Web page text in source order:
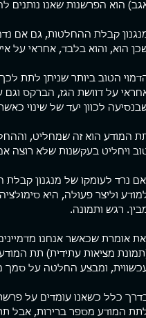
הוא הפרשנות שאנו נותנים
קבלת ההחלטות, גם אם
הוא, והוא בלבד, אחראי על
הטוב ביותר שניתן לתת
על דוושת הגז, הברקס וגם
לכוון יעד של שינוי
המודע הוא זה שמחליט,
ויחליט בעקשנות שלא רוצה
נרד לעומקו של מנגנון
וליצר פעולה, היא
רגש ותמונה.
אומרת שכאשר אנחנו
מציאות עתידית) תת
ומבצע החלטה על סמך
כלל כשאנו עומדים על
המודע מספר ברירות, אבל
מהמטריקס
המציאות סוגרת עלי. יש תחושה
מוצא. קצת כמו לעשות רפטינג
עמוק שקירותיו הכהים
לשמים, משאירים פס דק של
קוצפים, נרטב מנתזי מים, חותר
בנתיב אחד שרק הוא אפשרי.
לא בשבילי. יש בי רצון פנימי
להשתחרר, קול חזק שרוצה
די....!!! לעצור את המרוץ המשוגע
להתפכח. להתעורר יום אחד,
ולשנות את מציאות חיי. מחזיק